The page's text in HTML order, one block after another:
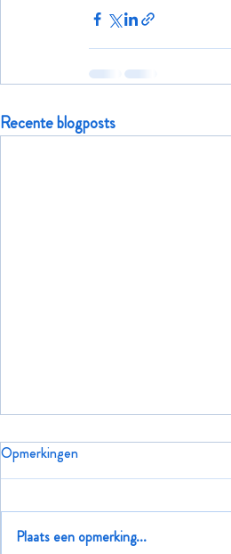
Recente blogposts
Fijne feestdagen
Opmerkingen
Plaats een opmerking...